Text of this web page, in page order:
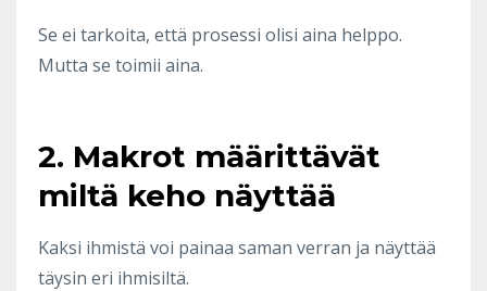
Se ei tarkoita, että prosessi olisi aina helppo.
Mutta se toimii aina.
2. Makrot määrittävät
miltä keho näyttää
Kaksi ihmistä voi painaa saman verran ja näyttää
täysin eri ihmisiltä.